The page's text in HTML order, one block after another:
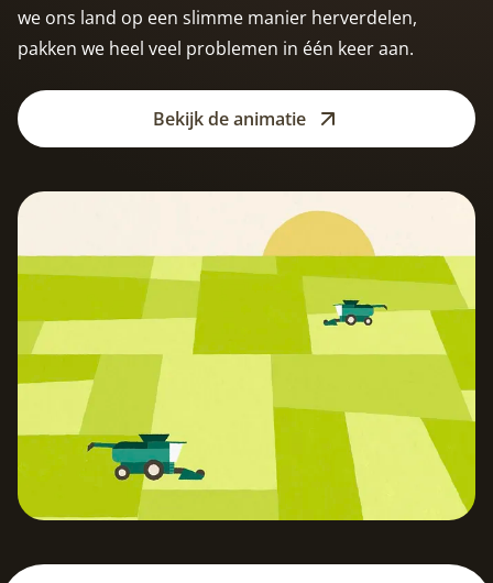
we ons land op een slimme manier herverdelen,
pakken we heel veel problemen in één keer aan.
Bekijk de animatie